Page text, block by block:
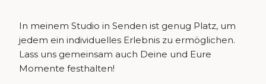
In meinem Studio in Senden ist genug Platz, um
jedem ein individuelles Erlebnis zu ermöglichen.
Lass uns gemeinsam auch Deine und Eure
Momente festhalten!